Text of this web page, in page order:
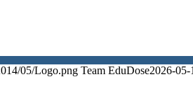
05/Logo.png Team EduDose2026-